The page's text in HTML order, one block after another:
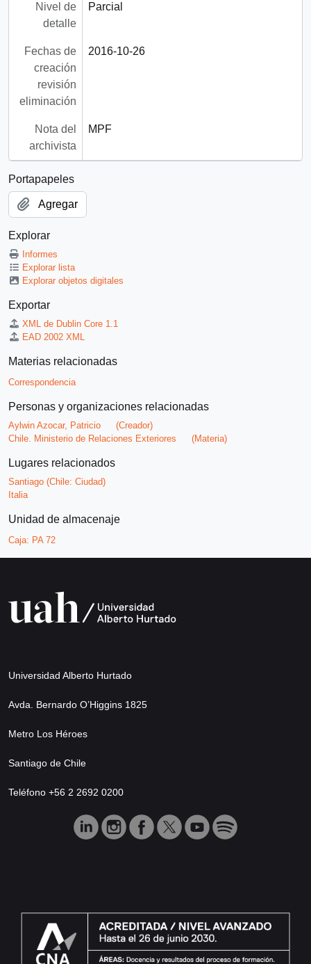
Nivel de
detalle
Parcial
Fechas de
creación
revisión
eliminación
2016-10-26
Nota del
archivista
MPF
Portapapeles
Agregar
Explorar
Informes
Explorar lista
Explorar objetos digitales
Exportar
XML de Dublin Core 1.1
EAD 2002 XML
Materias relacionadas
Correspondencia
Personas y organizaciones relacionadas
Aylwin Azocar, Patricio
(Creador)
Chile. Ministerio de Relaciones Exteriores
(Materia)
Lugares relacionados
Santiago (Chile: Ciudad)
Italia
Unidad de almacenaje
Caja: PA 72
Universidad Alberto Hurtado
Avda. Bernardo O’Higgins 1825
Metro Los Héroes
Santiago de Chile
Teléfono +56 2 2692 0200